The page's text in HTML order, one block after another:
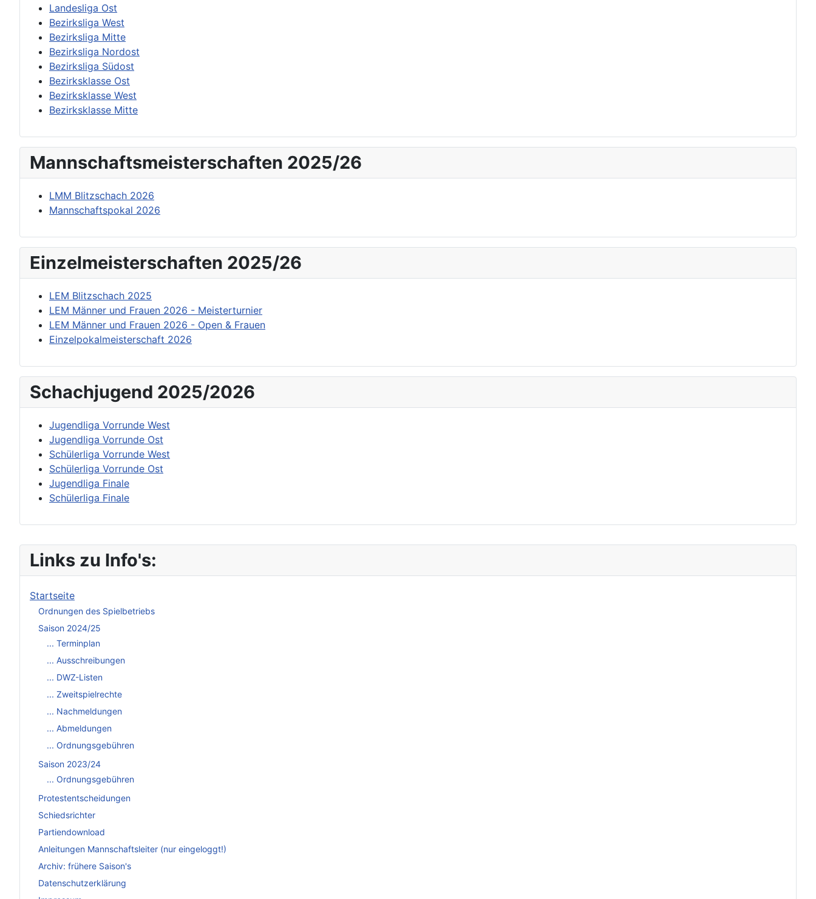
Links zu Info's:
Startseite
Ordnungen des Spielbetriebs
Saison 2024/25
... Terminplan
... Ausschreibungen
... DWZ-Listen
... Zweitspielrechte
... Nachmeldungen
... Abmeldungen
... Ordnungsgebühren
Saison 2023/24
... Ordnungsgebühren
Protestentscheidungen
Schiedsrichter
Partiendownload
Anleitungen Mannschaftsleiter (nur eingeloggt!)
Archiv: frühere Saison's
Datenschutzerklärung
Landesliga Ost
Bezirksliga West
Bezirksliga Mitte
Bezirksliga Nordost
Bezirksliga Südost
Bezirksklasse Ost
Bezirksklasse West
Bezirksklasse Mitte
Mannschaftsmeisterschaften 2025/26
LMM Blitzschach 2026
Mannschaftspokal 2026
Einzelmeisterschaften 2025/26
LEM Blitzschach 2025
LEM Männer und Frauen 2026 - Meisterturnier
LEM Männer und Frauen 2026 - Open & Frauen
Einzelpokalmeisterschaft 2026
Schachjugend 2025/2026
Jugendliga Vorrunde West
Jugendliga Vorrunde Ost
Schülerliga Vorrunde West
Schülerliga Vorrunde Ost
Jugendliga Finale
Schülerliga Finale